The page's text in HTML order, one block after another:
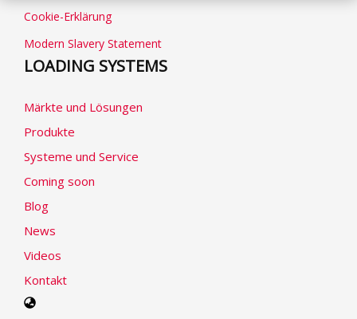
Cookie-Erklärung
Modern Slavery Statement
LOADING SYSTEMS
Märkte und Lösungen
Produkte
Systeme und Service
Coming soon
Blog
News
Videos
Kontakt
Select